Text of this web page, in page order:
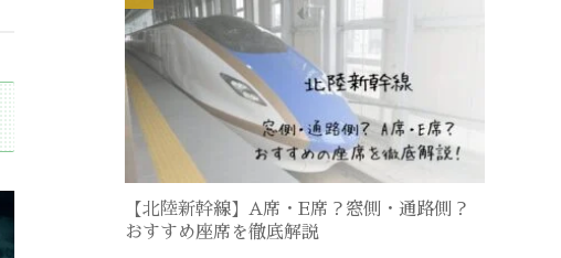
【北陸新幹線】A席・E席？窓側・通路側？
おすすめ座席を徹底解説